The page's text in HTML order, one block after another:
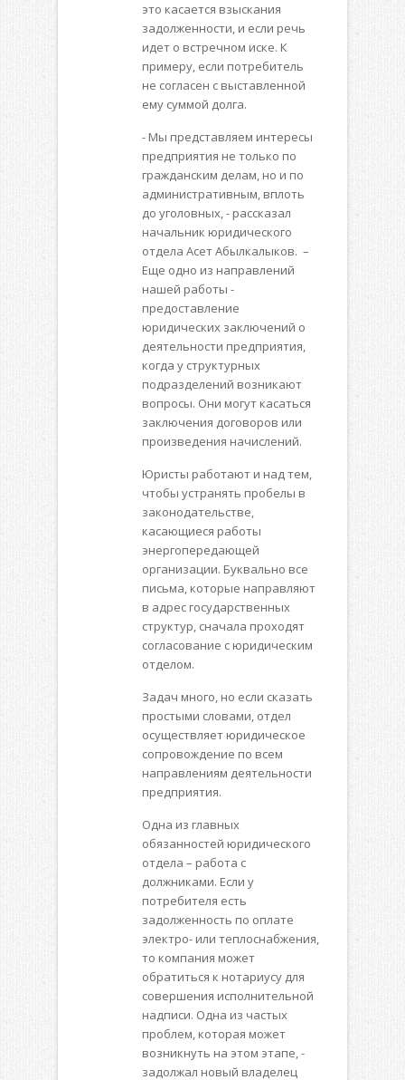
это касается взыскания
задолженности, и если речь
идет о встречном иске. К
примеру, если потребитель
не согласен с выставленной
ему суммой долга.
- Мы представляем интересы
предприятия не только по
гражданским делам, но и по
административным, вплоть
до уголовных, - рассказал
начальник юридического
отдела Асет Абылкалыков. –
Еще одно из направлений
нашей работы -
предоставление
юридических заключений о
деятельности предприятия,
когда у структурных
подразделений возникают
вопросы. Они могут касаться
заключения договоров или
произведения начислений.
Юристы работают и над тем,
чтобы устранять пробелы в
законодательстве,
касающиеся работы
энергопередающей
организации. Буквально все
письма, которые направляют
в адрес государственных
структур, сначала проходят
согласование с юридическим
отделом.
Задач много, но если сказать
простыми словами, отдел
осуществляет юридическое
сопровождение по всем
направлениям деятельности
предприятия.
Одна из главных
обязанностей юридического
отдела – работа с
должниками. Если у
потребителя есть
задолженность по оплате
электро- или теплоснабжения,
то компания может
обратиться к нотариусу для
совершения исполнительной
надписи. Одна из частых
проблем, которая может
возникнуть на этом этапе, -
задолжал новый владелец